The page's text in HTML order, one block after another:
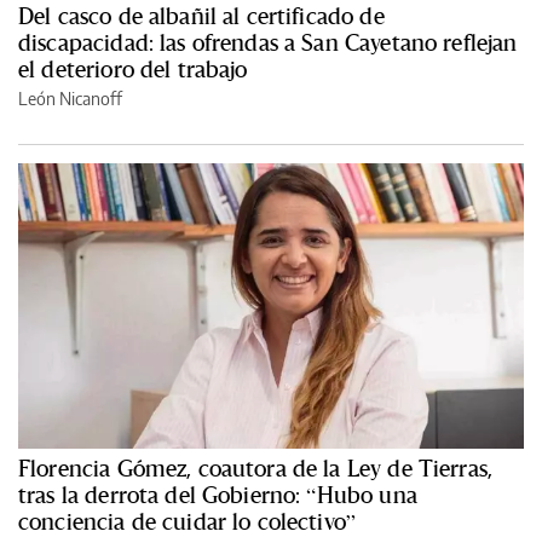
Del casco de albañil al certificado de
discapacidad: las ofrendas a San Cayetano reflejan
el deterioro del trabajo
León Nicanoff
Florencia Gómez, coautora de la Ley de Tierras,
tras la derrota del Gobierno: “Hubo una
conciencia de cuidar lo colectivo”